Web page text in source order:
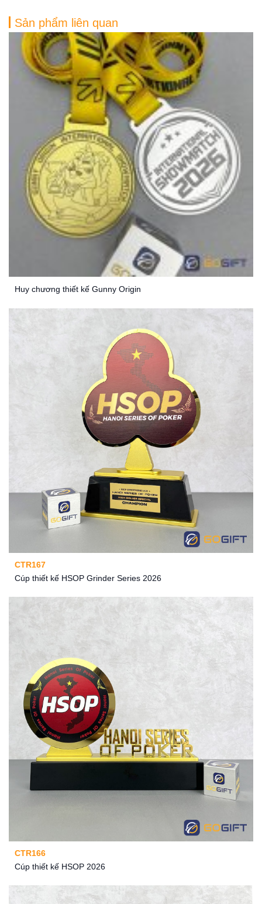
Sản phẩm liên quan
Huy chương thiết kế Gunny Origin
CTR167
Cúp thiết kế HSOP Grinder Series 2026
CTR166
Cúp thiết kế HSOP 2026